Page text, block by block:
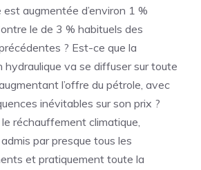
est augmentée d’environ 1 %
le de 3 % habituels des
? Est-ce que la
hydraulique va se diffuser sur toute
l’offre du pétrole, avec
inévitables sur son prix ?
réchauffement climatique,
par presque tous les
et pratiquement toute la